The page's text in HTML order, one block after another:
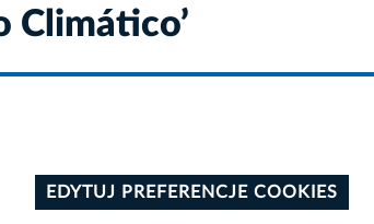
Climático’
EDYTUJ PREFERENCJE COOKIES